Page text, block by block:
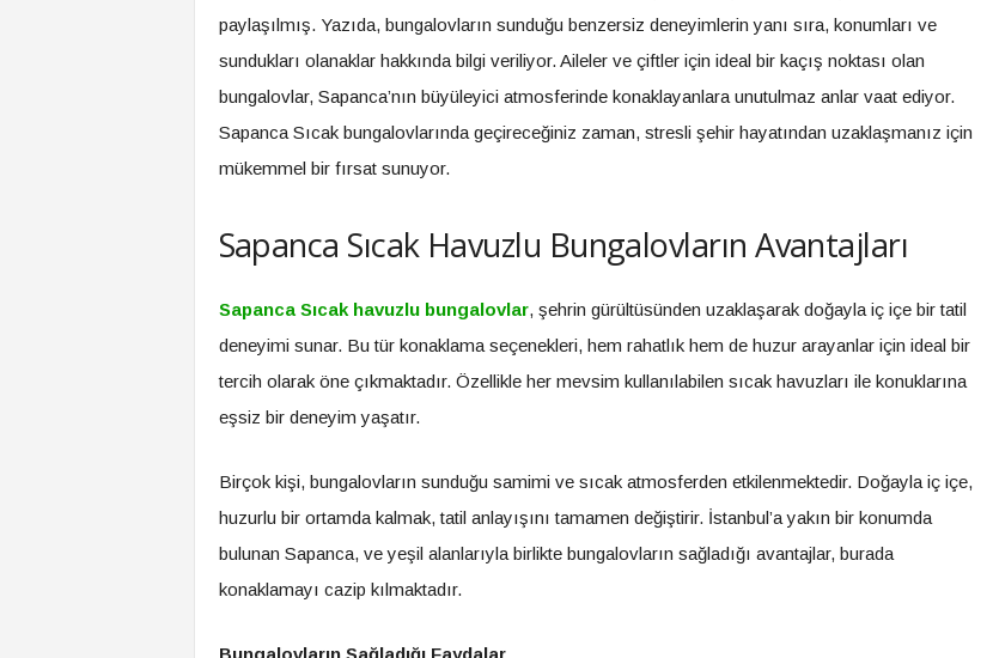
paylaşılmış. Yazıda, bungalovların sunduğu benzersiz deneyimlerin yanı sıra, konumları ve
sundukları olanaklar hakkında bilgi veriliyor. Aileler ve çiftler için ideal bir kaçış noktası olan
bungalovlar, Sapanca’nın büyüleyici atmosferinde konaklayanlara unutulmaz anlar vaat ediyor.
Sapanca Sıcak bungalovlarında geçireceğiniz zaman, stresli şehir hayatından uzaklaşmanız için
mükemmel bir fırsat sunuyor.
Sapanca Sıcak Havuzlu Bungalovların Avantajları
Sapanca Sıcak havuzlu bungalovlar, şehrin gürültüsünden uzaklaşarak doğayla iç içe bir tatil
deneyimi sunar. Bu tür konaklama seçenekleri, hem rahatlık hem de huzur arayanlar için ideal bir
tercih olarak öne çıkmaktadır. Özellikle her mevsim kullanılabilen sıcak havuzları ile konuklarına
eşsiz bir deneyim yaşatır.
Birçok kişi, bungalovların sunduğu samimi ve sıcak atmosferden etkilenmektedir. Doğayla iç içe,
huzurlu bir ortamda kalmak, tatil anlayışını tamamen değiştirir. İstanbul’a yakın bir konumda
bulunan Sapanca, ve yeşil alanlarıyla birlikte bungalovların sağladığı avantajlar, burada
konaklamayı cazip kılmaktadır.
Bungalovların Sağladığı Faydalar